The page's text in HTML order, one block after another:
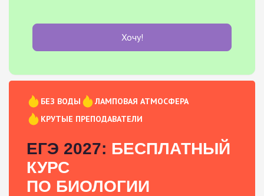
Хочу!
БЕЗ ВОДЫ
ЛАМПОВАЯ АТМОСФЕРА
КРУТЫЕ ПРЕПОДАВАТЕЛИ
ЕГЭ 2027: БЕСПЛАТНЫЙ
КУРС
ПО БИОЛОГИИ